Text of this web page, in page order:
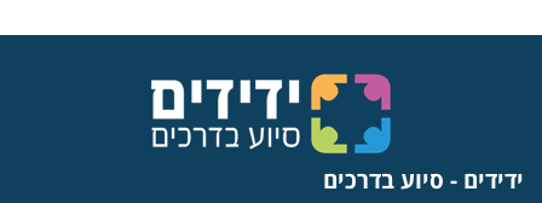
ידידים - סיוע בדרכים